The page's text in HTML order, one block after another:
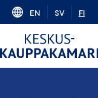
Skip
content
EN SV FI